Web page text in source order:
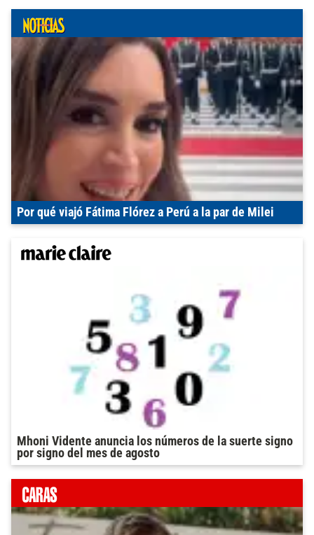
Por qué viajó Fátima Flórez a Perú a la par de Milei
Mhoni Vidente anuncia los números de la suerte signo
por signo del mes de agosto